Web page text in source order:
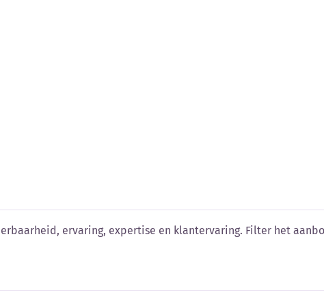
vergelijken
ervaring, expertise en klantervaring. Filter het